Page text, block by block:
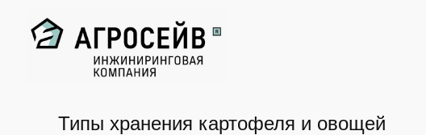
Перейти
Типы хранения картофеля и овощей